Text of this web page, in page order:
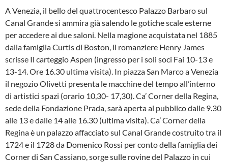
A Venezia, il bello del quattrocentesco Palazzo Barbaro sul
Canal Grande si ammira già salendo le gotiche scale esterne
per accedere ai due saloni. Nella magione acquistata nel 1885
dalla famiglia Curtis di Boston, il romanziere Henry James
scrisse Il carteggio Aspen (ingresso per i soli soci Fai 10-13 e
13-14. Ore 16.30 ultima visita). In piazza San Marco a Venezia
il negozio Olivetti presenta le macchine del tempo all’interno
di artistici spazi (orario 10,30- 17,30). Ca’ Corner della Regina,
sede della Fondazione Prada, sarà aperta al pubblico dalle 9.30
alle 13 e dalle 14 alle 16.30 (ultima visita). Ca’ Corner della
Regina è un palazzo affacciato sul Canal Grande costruito tra il
1724 e il 1728 da Domenico Rossi per conto della famiglia dei
Corner di San Cassiano, sorge sulle rovine del Palazzo in cui